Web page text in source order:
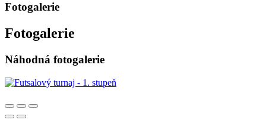
Fotogalerie
Fotogalerie
Náhodná fotogalerie